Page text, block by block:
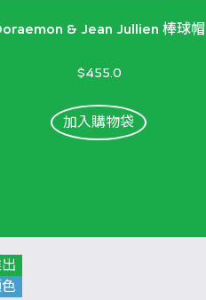
& Jean Jullien 棒球帽
$455.0
加入購物袋